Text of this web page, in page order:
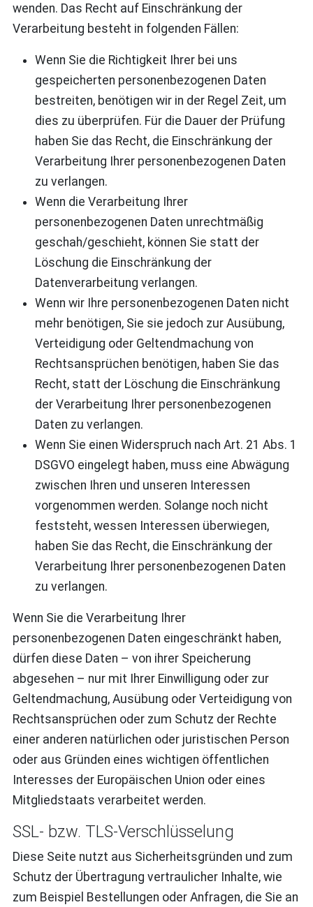
wenden. Das Recht auf Einschränkung der
Verarbeitung besteht in folgenden Fällen:
Wenn Sie die Richtigkeit Ihrer bei uns
gespeicherten personenbezogenen Daten
bestreiten, benötigen wir in der Regel Zeit, um
dies zu überprüfen. Für die Dauer der Prüfung
haben Sie das Recht, die Einschränkung der
Verarbeitung Ihrer personenbezogenen Daten
zu verlangen.
Wenn die Verarbeitung Ihrer
personenbezogenen Daten unrechtmäßig
geschah/geschieht, können Sie statt der
Löschung die Einschränkung der
Datenverarbeitung verlangen.
Wenn wir Ihre personenbezogenen Daten nicht
mehr benötigen, Sie sie jedoch zur Ausübung,
Verteidigung oder Geltendmachung von
Rechtsansprüchen benötigen, haben Sie das
Recht, statt der Löschung die Einschränkung
der Verarbeitung Ihrer personenbezogenen
Daten zu verlangen.
Wenn Sie einen Widerspruch nach Art. 21 Abs. 1
DSGVO eingelegt haben, muss eine Abwägung
zwischen Ihren und unseren Interessen
vorgenommen werden. Solange noch nicht
feststeht, wessen Interessen überwiegen,
haben Sie das Recht, die Einschränkung der
Verarbeitung Ihrer personenbezogenen Daten
zu verlangen.
Wenn Sie die Verarbeitung Ihrer
personenbezogenen Daten eingeschränkt haben,
dürfen diese Daten – von ihrer Speicherung
abgesehen – nur mit Ihrer Einwilligung oder zur
Geltendmachung, Ausübung oder Verteidigung von
Rechtsansprüchen oder zum Schutz der Rechte
einer anderen natürlichen oder juristischen Person
oder aus Gründen eines wichtigen öffentlichen
Interesses der Europäischen Union oder eines
Mitgliedstaats verarbeitet werden.
SSL- bzw. TLS-Verschlüsselung
Diese Seite nutzt aus Sicherheitsgründen und zum
Schutz der Übertragung vertraulicher Inhalte, wie
zum Beispiel Bestellungen oder Anfragen, die Sie an